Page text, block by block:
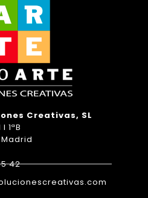
Creativas, SL
1ªB
42